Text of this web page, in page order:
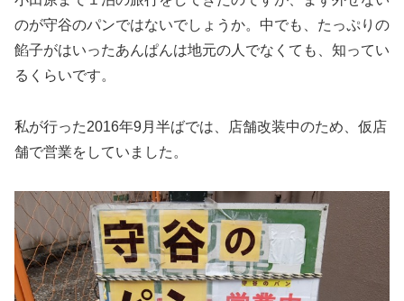
のが守谷のパンではないでしょうか。中でも、たっぷりの
餡子がはいったあんぱんは地元の人でなくても、知ってい
るくらいです。
私が行った2016年9月半ばでは、店舗改装中のため、仮店
舗で営業をしていました。